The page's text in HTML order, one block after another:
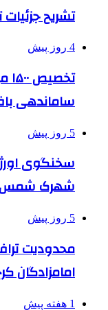
تشریح جزئیات تصادف ۱۲
4 روز پیش
ساماندهی
5 روز پیش
سخنگوی
شهرک شمس آباد به
5 روز پیش
محدودیت
امامزادگان
1 هفته پیش